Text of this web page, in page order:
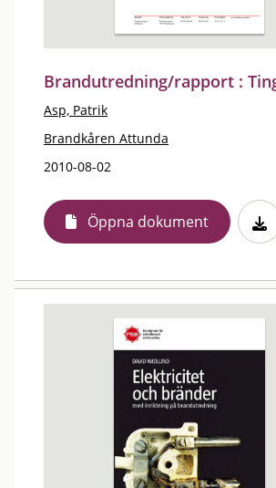
Brandutredning/rapport :
Asp, Patrik
Brandkåren Attunda
2010-08-02
Öppna dokument